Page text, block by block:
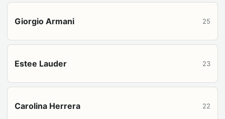
Giorgio Armani 25
Estee Lauder 23
Carolina Herrera 22